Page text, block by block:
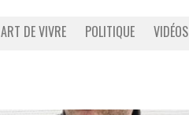
ART DE VIVRE POLITIQUE VIDÉOS